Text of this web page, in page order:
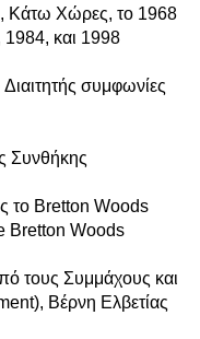
Κάτω Χώρες, το 1968
1984, και 1998
συμφωνίες
Συνθήκης
το Bretton Woods
Bretton Woods
τους Συμμάχους και
Βέρνη Ελβετίας